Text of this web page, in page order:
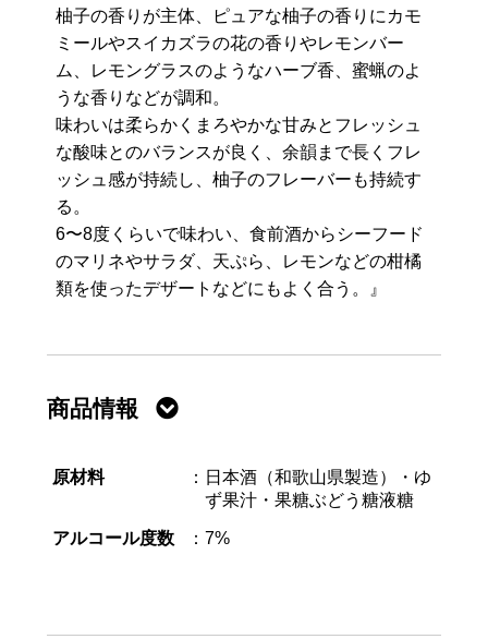
柚子の香りが主体、ピュアな柚子の香りにカモ
ミールやスイカズラの花の香りやレモンバー
ム、レモングラスのようなハーブ香、蜜蝋のよ
うな香りなどが調和。
味わいは柔らかくまろやかな甘みとフレッシュ
な酸味とのバランスが良く、余韻まで長くフレ
ッシュ感が持続し、柚子のフレーバーも持続す
る。
6〜8度くらいで味わい、食前酒からシーフード
のマリネやサラダ、天ぷら、レモンなどの柑橘
類を使ったデザートなどにもよく合う。』
商品情報
原材料
日本酒（和歌山県製造）・ゆ
ず果汁・果糖ぶどう糖液糖
アルコール度数 7%